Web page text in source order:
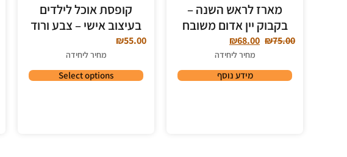
מארז לראש השנה –
בקבוק יין אדום משובח
₪75.00
₪68.00
מחיר ליחידה
מידע נוסף
קופסת אוכל לילדים
בעיצוב אישי – צבע ורוד
₪55.00
מחיר ליחידה
Select options